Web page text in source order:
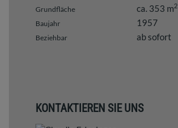
Grundfläche ca. 353 m2
Baujahr 1957
Beziehbar ab sofort
KONTAKTIEREN SIE UNS